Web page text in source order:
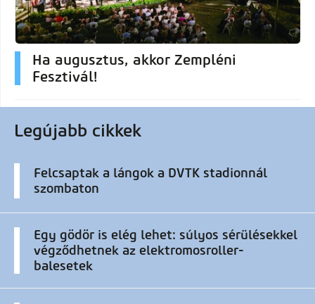
Ha augusztus, akkor Zempléni
Fesztivál!
Legújabb cikkek
Felcsaptak a lángok a DVTK stadionnál
szombaton
Egy gödör is elég lehet: súlyos sérülésekkel
végződhetnek az elektromosroller-
balesetek